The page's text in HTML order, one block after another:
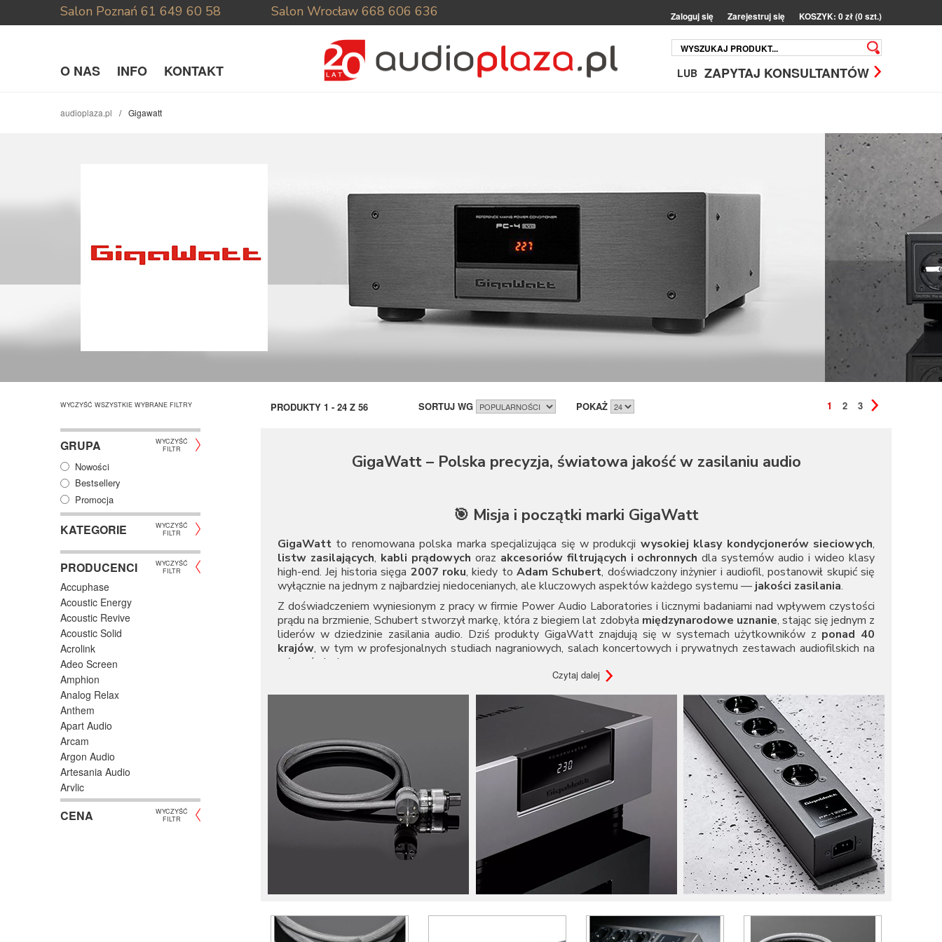
Salon Poznań 61 649 60 58 Salon Wrocław 668 606 636 Zaloguj się Zarejestruj się KOSZYK: 0 zł (0 szt.)
O NAS INFO KONTAKT LUB ZAPYTAJ KONSULTANTÓW
audioplaza.pl Gigawatt
WYCZYŚĆ WSZYSTKIE WYBRANE FILTRY
GRUPA
WYCZYŚĆ
FILTR
Nowości
Bestsellery
Promocja
KATEGORIE
WYCZYŚĆ
FILTR
PRODUCENCI
WYCZYŚĆ
FILTR
Accuphase
Acoustic Energy
Acoustic Revive
Acoustic Solid
Acrolink
Adeo Screen
Amphion
Analog Relax
Anthem
Apart Audio
Arcam
Argon Audio
Artesania Audio
Arylic
Astell/Kern
Atlas
CENA
WYCZYŚĆ
FILTR
PRODUKTY 1 - 24 Z 56 SORTUJ WG POKAŻ 1 2 3
GigaWatt – Polska precyzja, światowa jakość w zasilaniu audio
🎯 Misja i początki marki GigaWatt
GigaWatt to renomowana polska marka specjalizująca się w produkcji wysokiej klasy kondycjonerów sieciowych,
listw zasilających, kabli prądowych oraz akcesoriów filtrujących i ochronnych dla systemów audio i wideo klasy
high-end. Jej historia sięga 2007 roku, kiedy to Adam Schubert, doświadczony inżynier i audiofil, postanowił skupić się
wyłącznie na jednym z najbardziej niedocenianych, ale kluczowych aspektów każdego systemu — jakości zasilania.
Z doświadczeniem wyniesionym z pracy w firmie Power Audio Laboratories i licznymi badaniami nad wpływem czystości
prądu na brzmienie, Schubert stworzył markę, która z biegiem lat zdobyła międzynarodowe uznanie, stając się jednym z
liderów w dziedzinie zasilania audio. Dziś produkty GigaWatt znajdują się w systemach użytkowników z ponad 40
krajów, w tym w profesjonalnych studiach nagraniowych, salach koncertowych i prywatnych zestawach audiofilskich na
całym świecie.
🔌 Dlaczego zasilanie ma kluczowe znaczenie w systemie audio?
to jedynie tło – przewody, wtyki, gniazda. Jednak dla doświadczonych melomanów i
realizatorów dźwięku sprawa wygląda zupełnie inaczej. Każdy element toru audio, od wzmacniacza po DAC, potrzebuje
czystego, stabilnego i dynamicznego prądu, aby działać na swoim pełnym potencjale. Produkty GigaWatt są
odpowiedzią na to zapotrzebowanie.
Instalacje audioz prawdziwego zdarzenia budowane muszą być od samych
fundamentów - a nim jest właśnie zadbanie o stabliny, czysty prąd wolny od zakłóceń.
Czym grozi słabe zasilanie?
Przenikanie zakłóceń RFI i EMI (np. z urządzeń AGD, komputerów),
Wzrost szumów własnych urządzenia,
Spadek dynamiki, rozmycie sceny dźwiękowej,
Problemy z głębią, separacją instrumentów i stereofonią.
Wysokiej klasy kondycjonery i
, takie jak te oferowane przez GigaWatt, są odpowiedzią na te problemy.
Czytaj dalej